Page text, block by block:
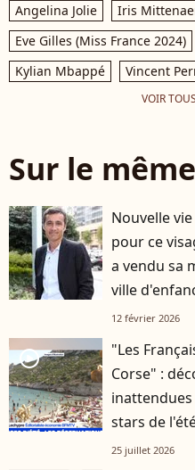
Angelina Jolie Iris
Eve Gilles (Miss France 2024)
Kylian Mbappé
Vincent
VOIR
Sur le
Nouvelle
pour ce
a vendu sa
ville
12 février 2026
player2
"Les
Corse" :
stars de
25 juillet 2026